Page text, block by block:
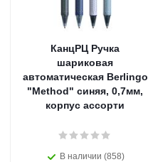
КанцРЦ Ручка
шариковая
автоматическая Berlingo
"Method" синяя, 0,7мм,
корпус ассорти
В наличии (858)